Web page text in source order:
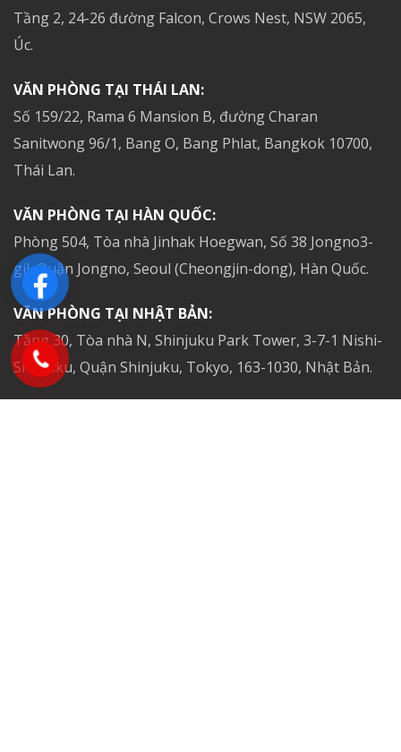
Tầng 2, 24-26 đường Falcon, Crows Nest, NSW 2065,
Úc.
VĂN PHÒNG TẠI THÁI LAN:
Số 159/22, Rama 6 Mansion B, đường Charan
Sanitwong 96/1, Bang O, Bang Phlat, Bangkok 10700,
Thái Lan.
VĂN PHÒNG TẠI HÀN QUỐC:
Phòng 504, Tòa nhà Jinhak Hoegwan, Số 38 Jongno3-
gil, Quận Jongno, Seoul (Cheongjin-dong), Hàn Quốc.
VĂN PHÒNG TẠI NHẬT BẢN:
Tầng 30, Tòa nhà N, Shinjuku Park Tower, 3-7-1 Nishi-
Shinjuku, Quận Shinjuku, Tokyo, 163-1030, Nhật Bản.